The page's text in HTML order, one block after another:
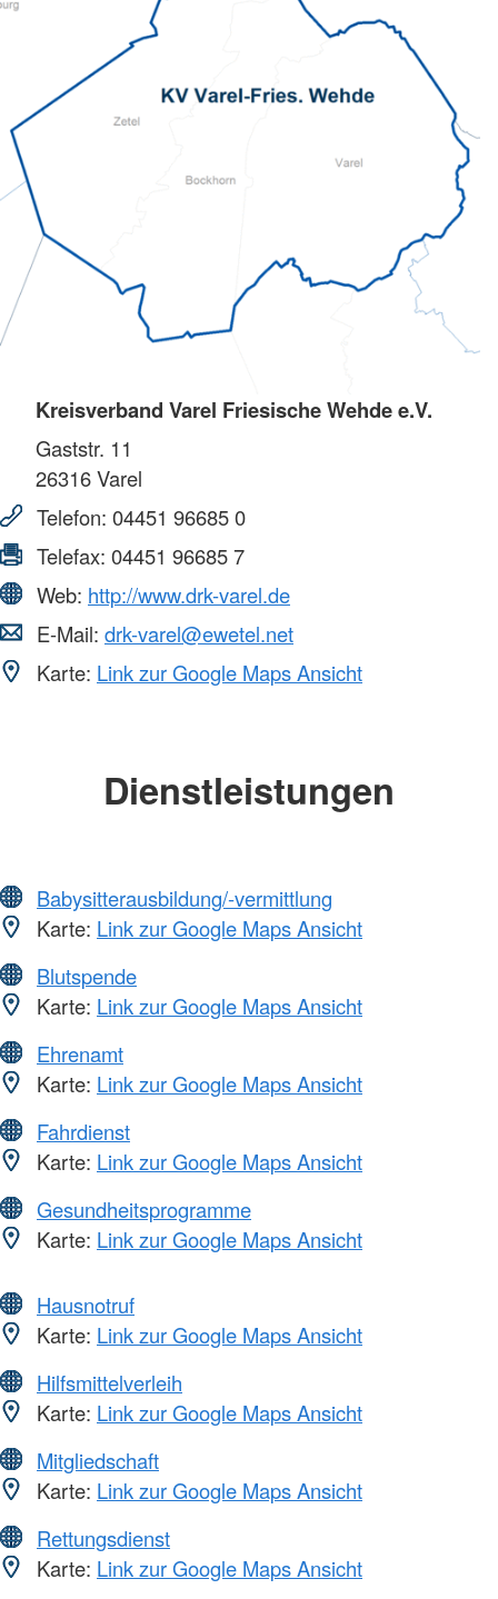
Kreisverband Varel Friesische Wehde e.V.
Gaststr. 11
26316Varel
Telefon: 04451 96685 0
Telefax: 04451 96685 7
Web: http://www.drk-varel.de
E-Mail: drk-varel@ewetel.net
Karte: Link zur Google Maps Ansicht
Dienstleistungen
Babysitterausbildung/-vermittlung
Karte: Link zur Google Maps Ansicht
Blutspende
Karte: Link zur Google Maps Ansicht
Ehrenamt
Karte: Link zur Google Maps Ansicht
Fahrdienst
Karte: Link zur Google Maps Ansicht
Gesundheitsprogramme
Karte: Link zur Google Maps Ansicht
Hausnotruf
Karte: Link zur Google Maps Ansicht
Hilfsmittelverleih
Karte: Link zur Google Maps Ansicht
Mitgliedschaft
Karte: Link zur Google Maps Ansicht
Rettungsdienst
Karte: Link zur Google Maps Ansicht